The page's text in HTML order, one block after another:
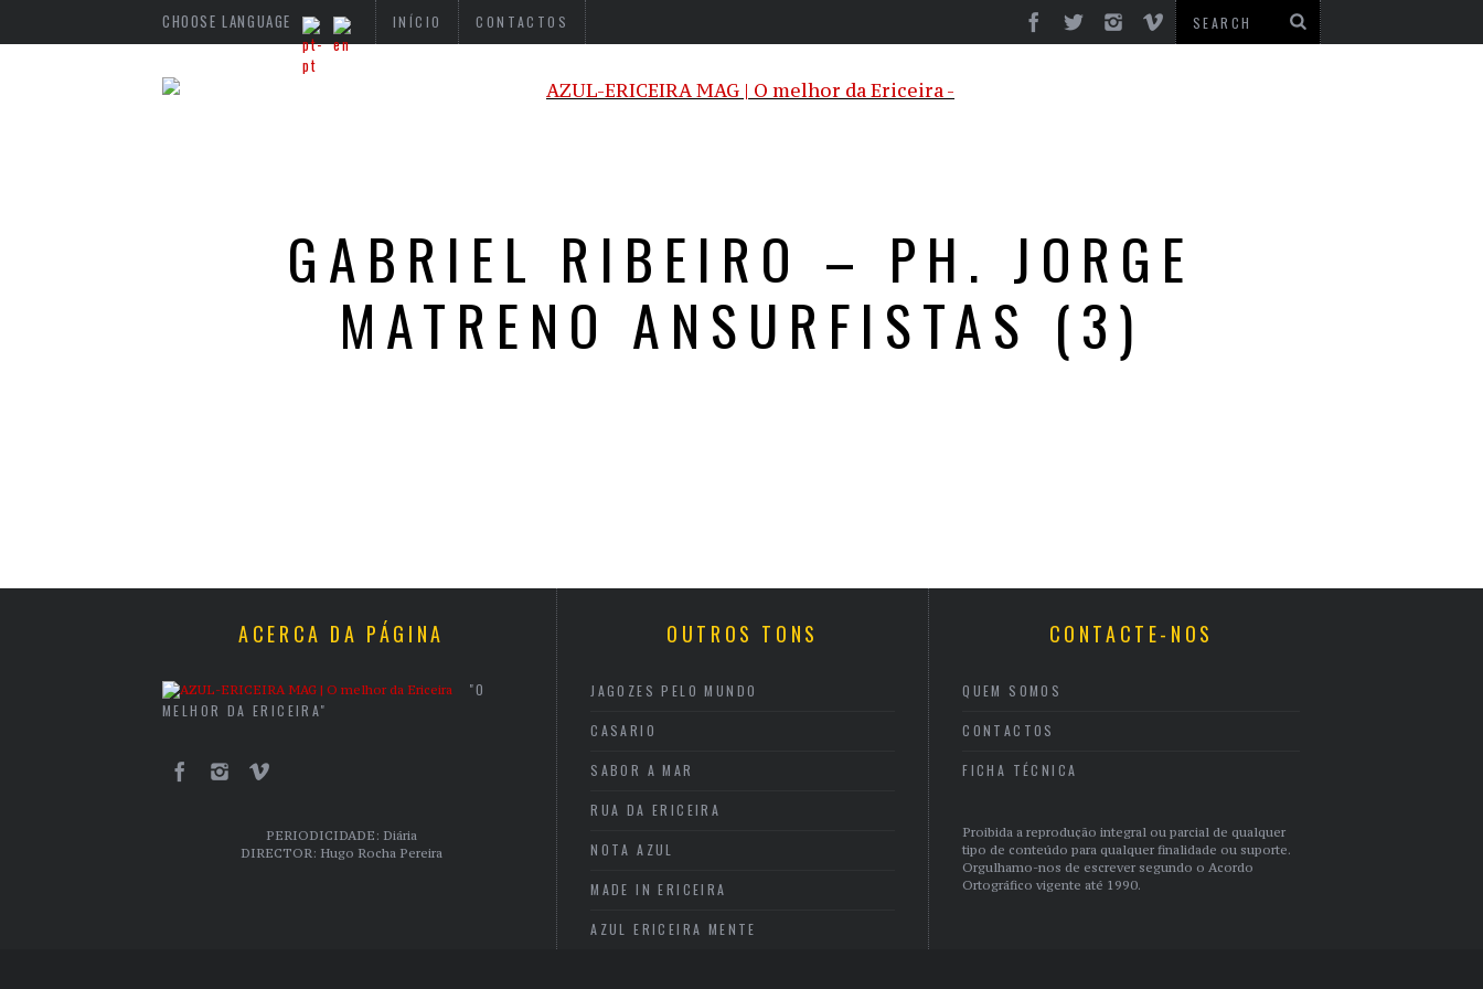
CHOOSE LANGUAGE INÍCIO CONTACTOS
GABRIEL RIBEIRO – PH. JORGE
MATRENO ANSURFISTAS (3)
ACERCA DA PÁGINA
"O
MELHOR DA ERICEIRA"
PERIODICIDADE: Diária
DIRECTOR: Hugo Rocha Pereira
OUTROS TONS
JAGOZES PELO MUNDO
CASARIO
SABOR A MAR
RUA DA ERICEIRA
NOTA AZUL
MADE IN ERICEIRA
AZUL ERICEIRA MENTE
CONTACTE-NOS
QUEM SOMOS
CONTACTOS
FICHA TÉCNICA
Proibida a reprodução integral ou parcial de qualquer
tipo de conteúdo para qualquer finalidade ou suporte.
Orgulhamo-nos de escrever segundo o Acordo
Ortográfico vigente até 1990.